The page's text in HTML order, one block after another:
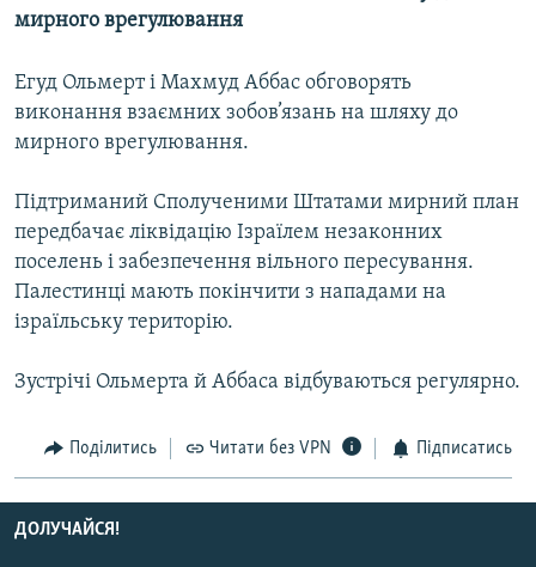
СВІТ
КИТАЙ.ВИКЛИКИ
ФОТО
СПЕЦПРОЄКТИ
КРИМ РЕАЛІЇ
РУС
УКР
мирного врегулювання
Егуд Ольмерт і Махмуд Аббас обговорять
виконання взаємних зобов’язань на шляху до
мирного врегулювання.
Підтриманий Сполученими Штатами мирний план
передбачає ліквідацію Ізраїлем незаконних
поселень і забезпечення вільного пересування.
Палестинці мають покінчити з нападами на
ізраїльську територію.
Зустрічі Ольмерта й Аббаса відбуваються регулярно.
Поділитись Читати без VPN Підписатись
ДОЛУЧАЙСЯ!